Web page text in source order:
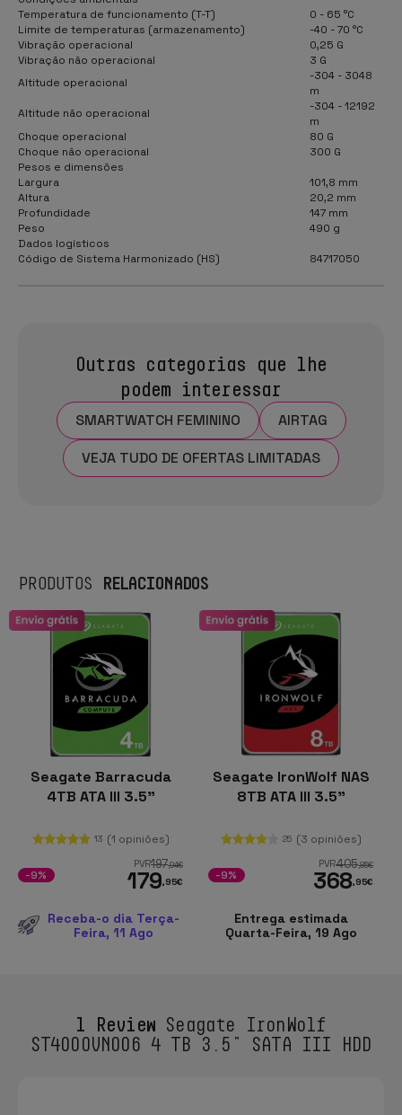
Temperatura de funcionamento (T-T)
0 - 65 °C
Limite de temperaturas (armazenamento)
-40 - 70 °C
Vibração operacional
0,25 G
Vibração não operacional
3 G
Altitude operacional
-304 - 3048
m
Altitude não operacional
-304 - 12192
m
Choque operacional
80 G
Choque não operacional
300 G
Pesos e dimensões
Largura
101,8 mm
Altura
20,2 mm
Profundidade
147 mm
Peso
490 g
Dados logísticos
Código de Sistema Harmonizado (HS)
84717050
Outras categorias que lhe
podem interessar
SMARTWATCH FEMININO
AIRTAG
VEJA TUDO DE OFERTAS LIMITADAS
PRODUTOS RELACIONADOS
Seagate Barracuda
4TB ATA III 3.5"
13 (1 opiniões)
PVR197,94€
179,95€
-9%
Receba-o dia Terça-
Feira, 11 Ago
Seagate IronWolf NAS
8TB ATA III 3.5"
25 (3 opiniões)
PVR405,85€
368,95€
-9%
Entrega estimada
Quarta-Feira, 19 Ago
1 Review Seagate IronWolf
ST4000VN006 4 TB 3.5" SATA III HDD